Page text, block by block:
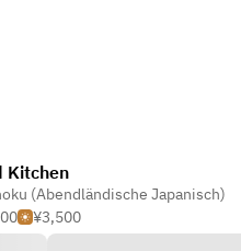
Kitchen
(Abendländische Japanisch)
¥3,500